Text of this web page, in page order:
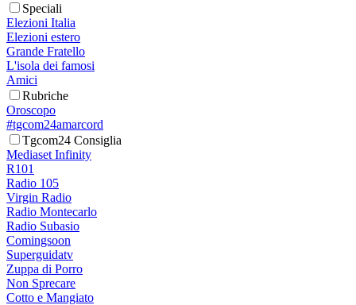
Speciali
Elezioni Italia
Elezioni estero
Grande Fratello
L'isola dei famosi
Amici
Rubriche
Oroscopo
#tgcom24amarcord
Tgcom24 Consiglia
Mediaset Infinity
R101
Radio 105
Virgin Radio
Radio Montecarlo
Radio Subasio
Comingsoon
Superguidatv
Zuppa di Porro
Non Sprecare
Cotto e Mangiato